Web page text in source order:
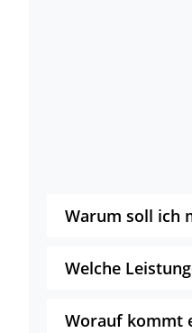
Warum soll ich
Welche
Worauf kommt